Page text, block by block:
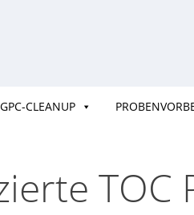
GPC-CLEANUP
TOC